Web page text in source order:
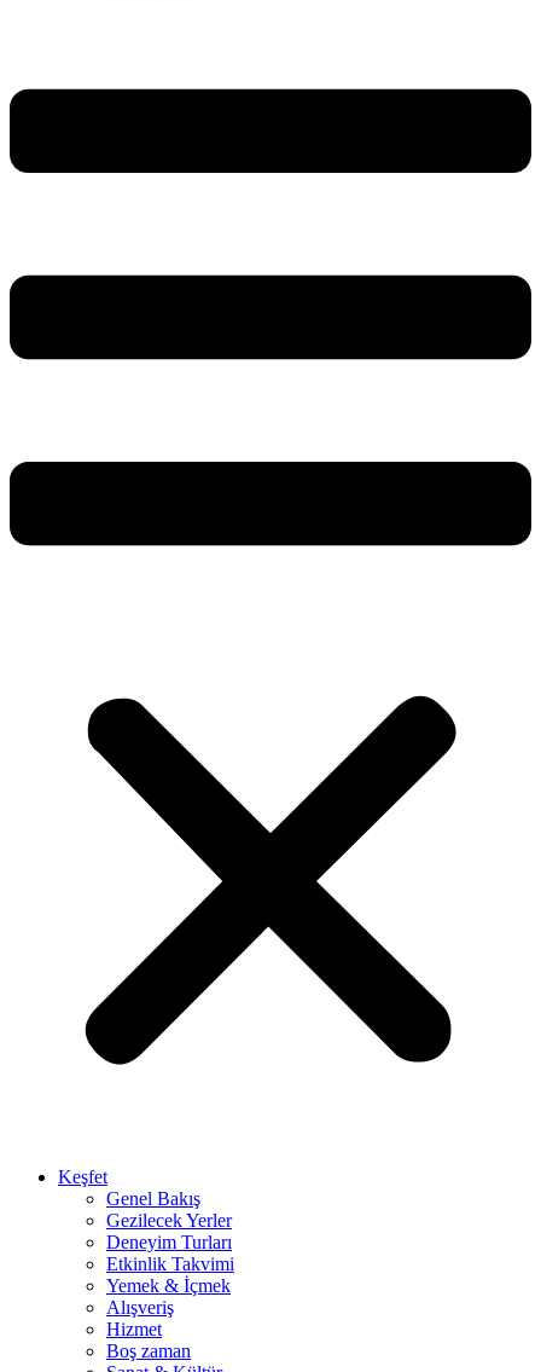
Keşfet
Genel Bakış
Gezilecek Yerler
Deneyim Turları
Etkinlik Takvimi
Yemek & İçmek
Alışveriş
Hizmet
Boş zaman